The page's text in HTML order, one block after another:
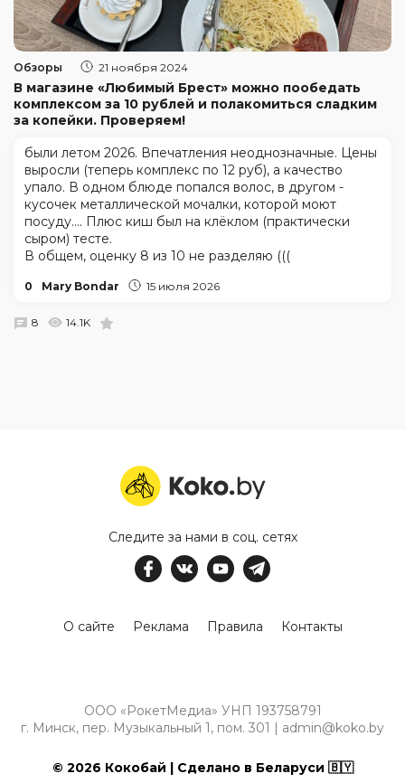
Обзоры 21 ноября 2024
В магазине «Любимый Брест» можно пообедать
комплексом за 10 рублей и полакомиться сладким
за копейки. Проверяем!
были летом 2026. Впечатления неоднозначные. Цены
выросли (теперь комплекс по 12 руб), а качество
упало. В одном блюде попался волос, в другом -
кусочек металлической мочалки, которой моют
посуду.... Плюс киш был на клёклом (практически
сыром) тесте.
В общем, оценку 8 из 10 не разделяю (((
0 Mary Bondar 15 июля 2026
8 14.1K
Следите за нами в соц. сетях
О сайте Реклама Правила Контакты
ООО «РокетМедиа» УНП 193758791
г. Минск, пер. Музыкальный 1, пом. 301 | admin@koko.by
© 2026 Кокобай | Сделано в Беларуси 🇧🇾